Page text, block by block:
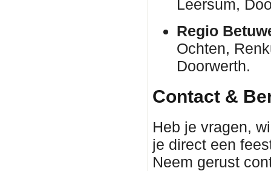
Leersum,
Regio
Ochten,
Doorwerth.
Contact &
Heb je vragen,
je direct een
Neem gerust